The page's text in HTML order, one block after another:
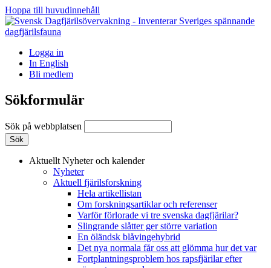
Hoppa till huvudinnehåll
Logga in
In English
Bli medlem
Sökformulär
Sök på webbplatsen
Aktuellt Nyheter och kalender
Nyheter
Aktuell fjärilsforskning
Hela artikellistan
Om forskningsartiklar och referenser
Varför förlorade vi tre svenska dagfjärilar?
Slingrande slåtter ger större variation
En öländsk blåvingehybrid
Det nya normala får oss att glömma hur det var
Fortplantningsproblem hos rapsfjärilar efter